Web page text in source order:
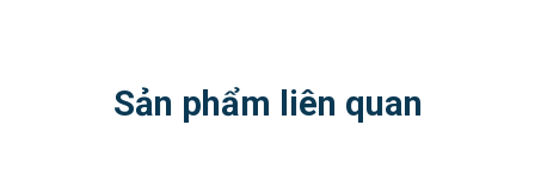
Sản phẩm liên quan